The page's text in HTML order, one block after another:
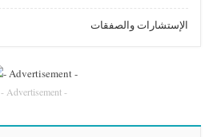
الإستشارات والصفقات
- Advertisement -